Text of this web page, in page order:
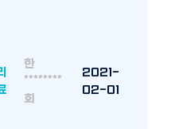
한
********
회
2021-
02-01